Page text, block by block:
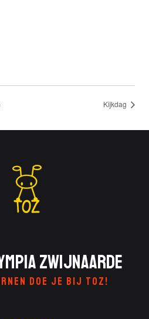
Kijkdag
Zwijnaarde
DOE JE BIJ TOZ!